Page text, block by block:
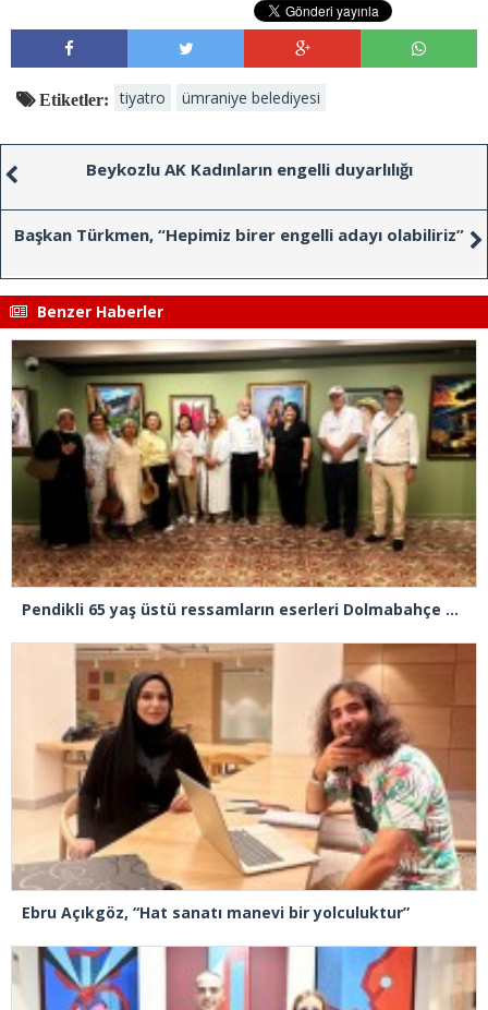
Etiketler: tiyatro ümraniye belediyesi
Beykozlu AK Kadınların engelli duyarlılığı
Başkan Türkmen, “Hepimiz birer engelli adayı olabiliriz”
Benzer Haberler
Pendikli 65 yaş üstü ressamların eserleri Dolmabahçe Sarayı’na taşındı
Ebru Açıkgöz, “Hat sanatı manevi bir yolculuktur”